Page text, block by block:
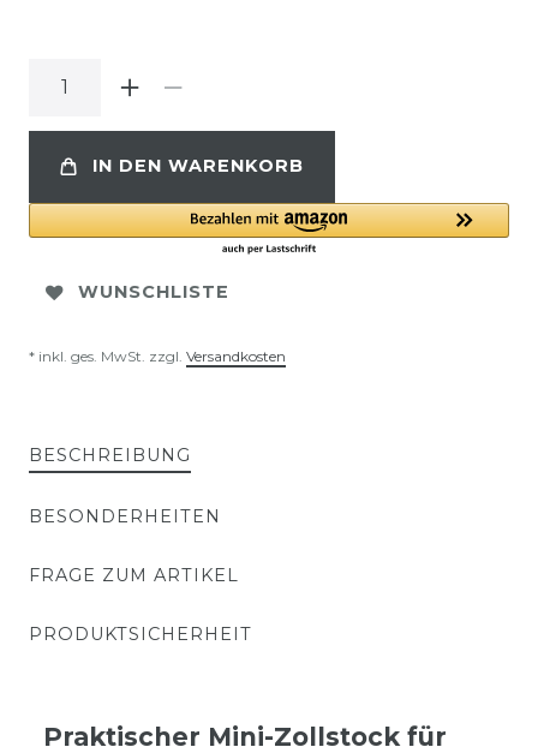
IN DEN WARENKORB
WUNSCHLISTE
* inkl. ges. MwSt. zzgl. Versandkosten
BESCHREIBUNG
BESONDERHEITEN
FRAGE ZUM ARTIKEL
PRODUKTSICHERHEIT
Praktischer Mini-Zollstock für